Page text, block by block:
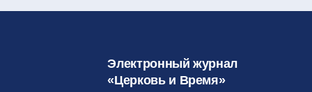
Электронный журнал
«Церковь и Время»